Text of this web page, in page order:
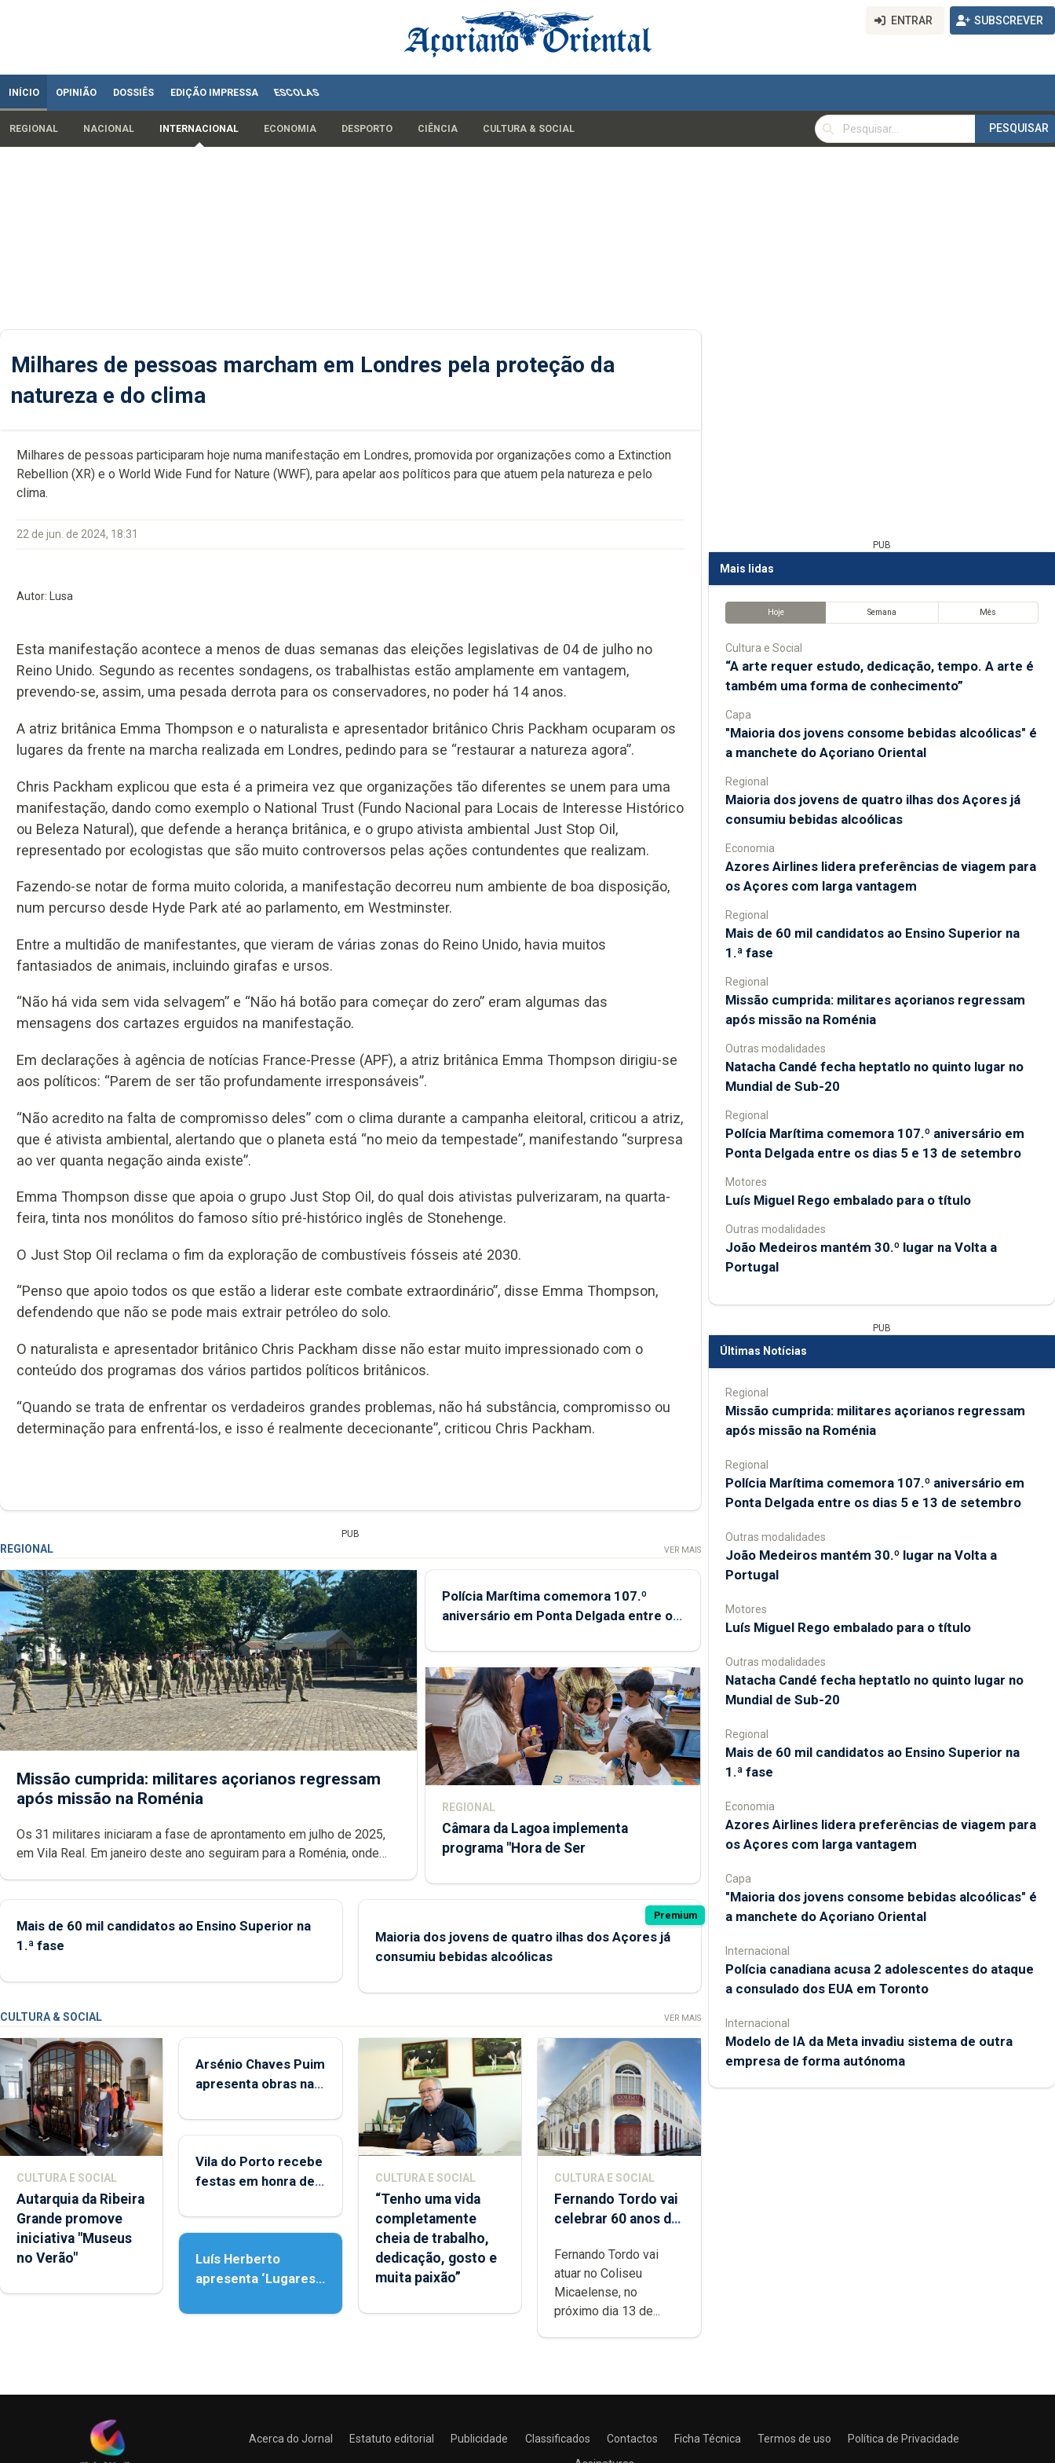
ENTRAR SUBSCREVER
INÍCIO OPINIÃO DOSSIÊS EDIÇÃO IMPRESSA ESCOLAS
REGIONAL NACIONAL INTERNACIONAL ECONOMIA DESPORTO CIÊNCIA CULTURA & SOCIAL
PESQUISAR
PESQUISAR
Milhares de pessoas marcham em Londres pela proteção da
natureza e do clima
Milhares de pessoas participaram hoje numa manifestação em Londres, promovida por organizações como a Extinction
Rebellion (XR) e o World Wide Fund for Nature (WWF), para apelar aos políticos para que atuem pela natureza e pelo
clima.
22 de jun. de 2024, 18:31
Autor: Lusa
Esta manifestação acontece a menos de duas semanas das eleições legislativas de 04 de julho no
Reino Unido. Segundo as recentes sondagens, os trabalhistas estão amplamente em vantagem,
prevendo-se, assim, uma pesada derrota para os conservadores, no poder há 14 anos.
A atriz britânica Emma Thompson e o naturalista e apresentador britânico Chris Packham ocuparam os
lugares da frente na marcha realizada em Londres, pedindo para se “restaurar a natureza agora”.
Chris Packham explicou que esta é a primeira vez que organizações tão diferentes se unem para uma
manifestação, dando como exemplo o National Trust (Fundo Nacional para Locais de Interesse Histórico
ou Beleza Natural), que defende a herança britânica, e o grupo ativista ambiental Just Stop Oil,
representado por ecologistas que são muito controversos pelas ações contundentes que realizam.
Fazendo-se notar de forma muito colorida, a manifestação decorreu num ambiente de boa disposição,
num percurso desde Hyde Park até ao parlamento, em Westminster.
Entre a multidão de manifestantes, que vieram de várias zonas do Reino Unido, havia muitos
fantasiados de animais, incluindo girafas e ursos.
“Não há vida sem vida selvagem” e “Não há botão para começar do zero” eram algumas das
mensagens dos cartazes erguidos na manifestação.
Em declarações à agência de notícias France-Presse (APF), a atriz britânica Emma Thompson dirigiu-se
aos políticos: “Parem de ser tão profundamente irresponsáveis”.
“Não acredito na falta de compromisso deles” com o clima durante a campanha eleitoral, criticou a atriz,
que é ativista ambiental, alertando que o planeta está “no meio da tempestade”, manifestando “surpresa
ao ver quanta negação ainda existe”.
Emma Thompson disse que apoia o grupo Just Stop Oil, do qual dois ativistas pulverizaram, na quarta-
feira, tinta nos monólitos do famoso sítio pré-histórico inglês de Stonehenge.
O Just Stop Oil reclama o fim da exploração de combustíveis fósseis até 2030.
“Penso que apoio todos os que estão a liderar este combate extraordinário”, disse Emma Thompson,
defendendo que não se pode mais extrair petróleo do solo.
O naturalista e apresentador britânico Chris Packham disse não estar muito impressionado com o
conteúdo dos programas dos vários partidos políticos britânicos.
“Quando se trata de enfrentar os verdadeiros grandes problemas, não há substância, compromisso ou
determinação para enfrentá-los, e isso é realmente dececionante”, criticou Chris Packham.
PUB
REGIONAL VER MAIS
Missão cumprida: militares açorianos regressam
após missão na Roménia
Os 31 militares iniciaram a fase de aprontamento em julho de 2025,
em Vila Real. Em janeiro deste ano seguiram para a Roménia, onde
Polícia Marítima comemora 107.º
aniversário em Ponta Delgada entre os
REGIONAL
Câmara da Lagoa implementa
programa "Hora de Ser
Mais de 60 mil candidatos ao Ensino Superior na
1.ª fase
Premium
Maioria dos jovens de quatro ilhas dos Açores já
consumiu bebidas alcoólicas
CULTURA & SOCIAL VER MAIS
CULTURA E SOCIAL
Autarquia da Ribeira
Grande promove
iniciativa "Museus
no Verão"
Arsénio Chaves Puim
apresenta obras na
Porto
Vila do Porto recebe
festas em honra de
Assunção
Luís Herberto
apresenta ‘Lugares
CULTURA E SOCIAL
“Tenho uma vida
completamente
cheia de trabalho,
dedicação, gosto e
muita paixão”
CULTURA E SOCIAL
Fernando Tordo vai
celebrar 60 anos de
Micaelense
Fernando Tordo vai
atuar no Coliseu
Micaelense, no
próximo dia 13 de...
PUB
Mais lidas
Hoje Semana Mês
Cultura e Social
“A arte requer estudo, dedicação, tempo. A arte é
também uma forma de conhecimento”
Capa
"Maioria dos jovens consome bebidas alcoólicas" é
a manchete do Açoriano Oriental
Regional
Maioria dos jovens de quatro ilhas dos Açores já
consumiu bebidas alcoólicas
Economia
Azores Airlines lidera preferências de viagem para
os Açores com larga vantagem
Regional
Mais de 60 mil candidatos ao Ensino Superior na
1.ª fase
Regional
Missão cumprida: militares açorianos regressam
após missão na Roménia
Outras modalidades
Natacha Candé fecha heptatlo no quinto lugar no
Mundial de Sub-20
Regional
Polícia Marítima comemora 107.º aniversário em
Ponta Delgada entre os dias 5 e 13 de setembro
Motores
Luís Miguel Rego embalado para o título
Outras modalidades
João Medeiros mantém 30.º lugar na Volta a
Portugal
PUB
Últimas Notícias
Regional
Missão cumprida: militares açorianos regressam
após missão na Roménia
Regional
Polícia Marítima comemora 107.º aniversário em
Ponta Delgada entre os dias 5 e 13 de setembro
Outras modalidades
João Medeiros mantém 30.º lugar na Volta a
Portugal
Motores
Luís Miguel Rego embalado para o título
Outras modalidades
Natacha Candé fecha heptatlo no quinto lugar no
Mundial de Sub-20
Regional
Mais de 60 mil candidatos ao Ensino Superior na
1.ª fase
Economia
Azores Airlines lidera preferências de viagem para
os Açores com larga vantagem
Capa
"Maioria dos jovens consome bebidas alcoólicas" é
a manchete do Açoriano Oriental
Internacional
Polícia canadiana acusa 2 adolescentes do ataque
a consulado dos EUA em Toronto
Internacional
Modelo de IA da Meta invadiu sistema de outra
empresa de forma autónoma
Acerca do Jornal Estatuto editorial Publicidade Classificados Contactos Ficha Técnica Termos de uso
Política de Privacidade